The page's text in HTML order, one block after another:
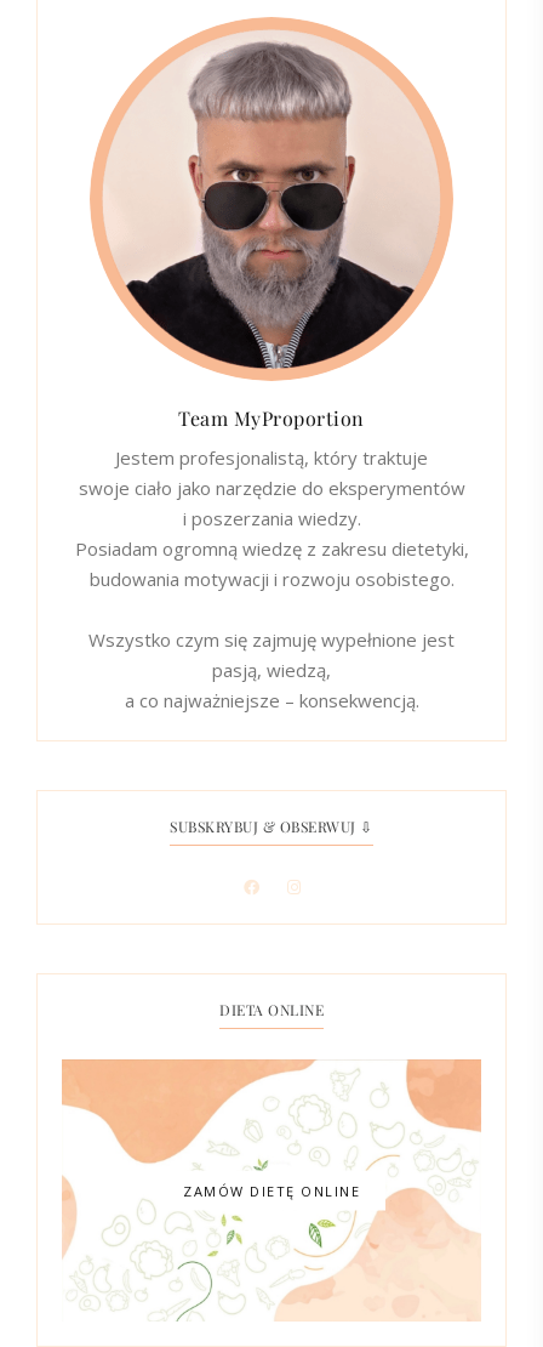
Team MyProportion
Jestem profesjonalistą, który traktuje
swoje ciało jako narzędzie do eksperymentów
i poszerzania wiedzy.
Posiadam ogromną wiedzę z zakresu dietetyki,
budowania motywacji i rozwoju osobistego.
Wszystko czym się zajmuję wypełnione jest
pasją, wiedzą,
a co najważniejsze – konsekwencją.
SUBSKRYBUJ & OBSERWUJ ⇩
DIETA ONLINE
ZAMÓW DIETĘ ONLINE